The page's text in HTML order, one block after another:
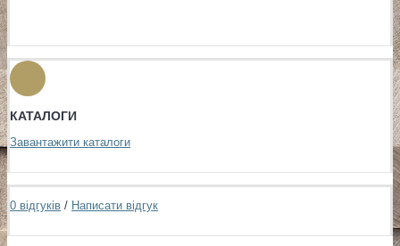
КАТАЛОГИ
Завантажити каталоги
0 відгуків / Написати відгук